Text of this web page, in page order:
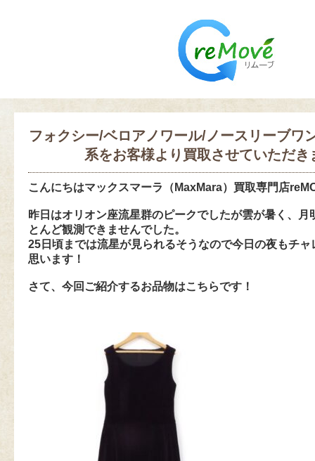
フォクシー/ベロアノワール/ノースリーブワ
系をお客様より買取させていただき
こんにちはマックスマーラ（MaxMara）買取専門店
昨日はオリオン座流星群のピークでしたが雲が暑く、月
とんど観測できませんでした。
25日頃までは流星が見られるそうなので今日の夜もチャ
思います！
さて、今回ご紹介するお品物はこちらです！